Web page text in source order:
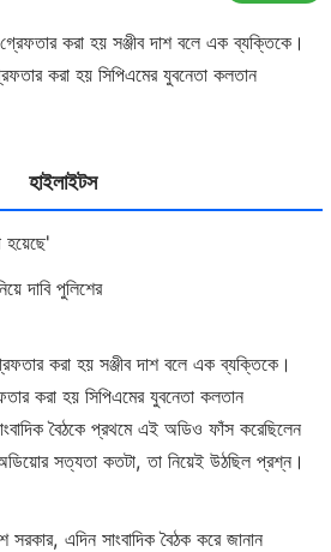
করা হয় সঞ্জীব দাশ বলে এক ব্যক্তিকে।
করা হয় সিপিএমের যুবনেতা কলতান
হাইলাইটস
হয়েছে'
দাবি পুলিশের
করা হয় সঞ্জীব দাশ বলে এক ব্যক্তিকে।
করা হয় সিপিএমের যুবনেতা কলতান
বৈঠকে প্রথমে এই অডিও ফাঁস করেছিলেন
সত্যতা কতটা, তা নিয়েই উঠছিল প্রশ্ন।
সরকার, এদিন সাংবাদিক বৈঠক করে জানান